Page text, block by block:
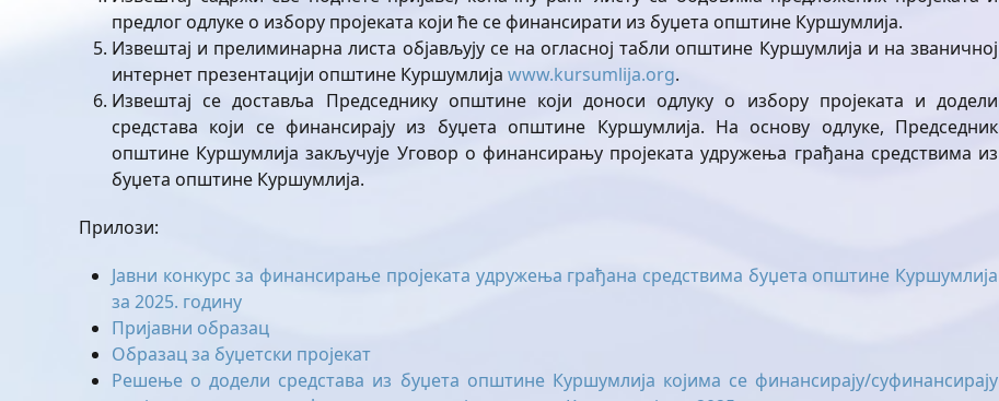
предлог одлуке о избору пројеката који ће се финансирати из буџета општине Куршумлија.
Извештај и прелиминарна листа објављују се на огласној табли општине Куршумлија и на званичној
интернет презентацији општине Куршумлија www.kursumlija.org.
Извештај се доставља Председнику општине који доноси одлуку о избору пројеката и додели
средстава који се финансирају из буџета општине Куршумлија. На основу одлуке, Председник
општине Куршумлија закључује Уговор о финансирању пројеката удружења грађана средствима из
буџета општине Куршумлија.
Прилози:
Јавни конкурс за финансирање пројеката удружења грађана средствима буџета општине Куршумлија
за 2025. годину
Пријавни образац
Образац за буџетски пројекат
Решење о додели средстава из буџета општине Куршумлија којима се финансирају/суфинансирају